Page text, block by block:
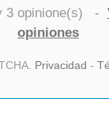
3opinione(s) -
opiniones
Privacidad -